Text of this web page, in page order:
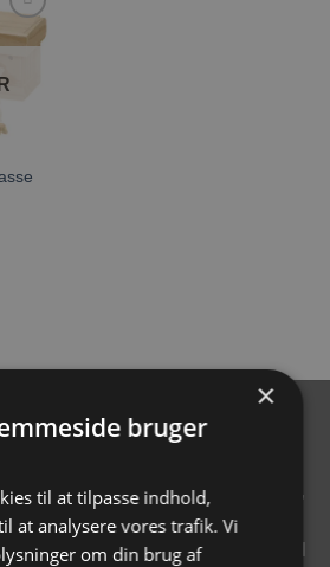
til
kvalitetsprodukter såsom, foder,
mm. til vores kunder. Vi hjælper
tøv ikke med at skrive eller ring til
×
bruger
til at tilpasse indhold,
at analysere vores trafik. Vi
om din brug af